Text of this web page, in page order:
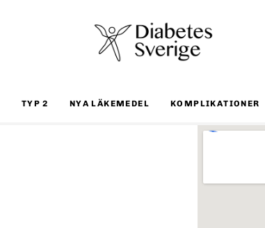
TYP 2 NYA LÄKEMEDEL KOMPLIKATIONER